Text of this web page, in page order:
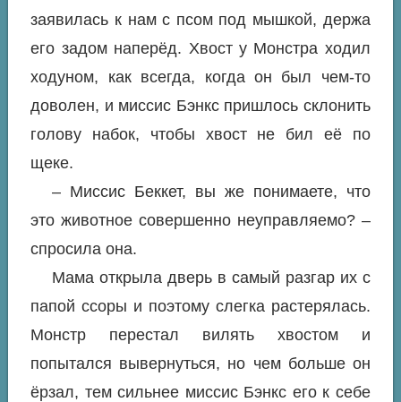
заявилась к нам с псом под мышкой, держа
его задом наперёд. Хвост у Монстра ходил
ходуном, как всегда, когда он был чем-то
доволен, и миссис Бэнкс пришлось склонить
голову набок, чтобы хвост не бил её по
щеке.
– Миссис Беккет, вы же понимаете, что
это животное совершенно неуправляемо? –
спросила она.
Мама открыла дверь в самый разгар их с
папой ссоры и поэтому слегка растерялась.
Монстр перестал вилять хвостом и
попытался вывернуться, но чем больше он
ёрзал, тем сильнее миссис Бэнкс его к себе